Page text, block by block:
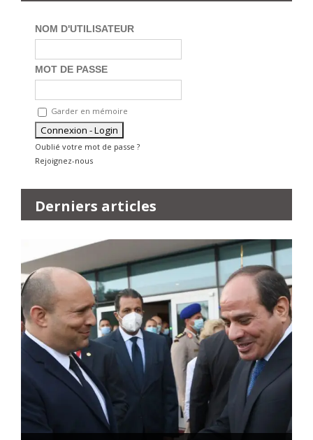
NOM D'UTILISATEUR
MOT DE PASSE
Garder en mémoire
Oublié votre mot de passe ?
Rejoignez-nous
Derniers articles